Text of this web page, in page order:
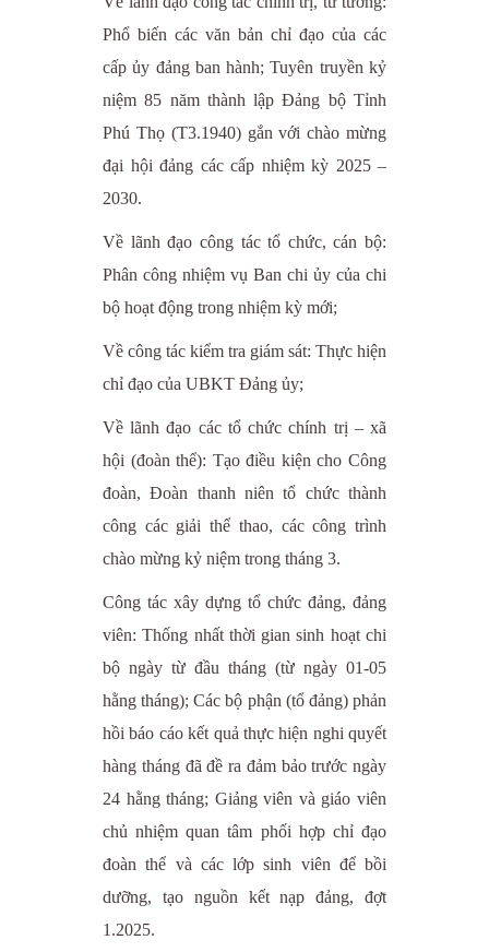
Phổ biến các văn bản chỉ đạo của các
cấp ủy đảng ban hành; Tuyên truyền kỷ
niệm 85 năm thành lập Đảng bộ Tỉnh
Phú Thọ (T3.1940) gắn với chào mừng
đại hội đảng các cấp nhiệm kỳ 2025 –
2030.
Về lãnh đạo công tác tổ chức, cán bộ:
Phân công nhiệm vụ Ban chi ủy của chi
bộ hoạt động trong nhiệm kỳ mới;
Về công tác kiểm tra giám sát: Thực hiện
chỉ đạo của UBKT Đảng ủy;
Về lãnh đạo các tổ chức chính trị – xã
hội (đoàn thể): Tạo điều kiện cho Công
đoàn, Đoàn thanh niên tổ chức thành
công các giải thể thao, các công trình
chào mừng kỷ niệm trong tháng 3.
Công tác xây dựng tổ chức đảng, đảng
viên: Thống nhất thời gian sinh hoạt chi
bộ ngày từ đầu tháng (từ ngày 01-05
hằng tháng); Các bộ phận (tổ đảng) phản
hồi báo cáo kết quả thực hiện nghi quyết
hàng tháng đã đề ra đảm bảo trước ngày
24 hằng tháng; Giảng viên và giáo viên
chủ nhiệm quan tâm phối hợp chỉ đạo
đoàn thể và các lớp sinh viên để bồi
dưỡng, tạo nguồn kết nạp đảng, đợt
1.2025.